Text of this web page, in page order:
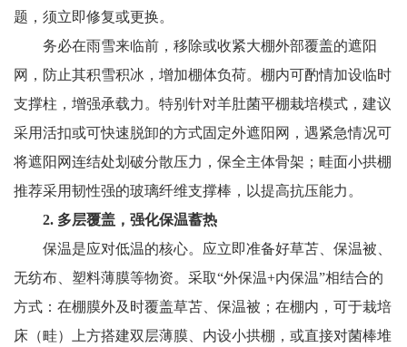
题，须立即修复或更换。
务必在雨雪来临前，移除或收紧大棚外部覆盖的遮阳
网，防止其积雪积冰，增加棚体负荷。棚内可酌情加设临时
支撑柱，增强承载力。特别针对羊肚菌平棚栽培模式，建议
采用活扣或可快速脱卸的方式固定外遮阳网，遇紧急情况可
将遮阳网连结处划破分散压力，保全主体骨架；畦面小拱棚
推荐采用韧性强的玻璃纤维支撑棒，以提高抗压能力。
2. 多层覆盖，强化保温蓄热
保温是应对低温的核心。应立即准备好草苫、保温被、
无纺布、塑料薄膜等物资。采取“外保温+内保温”相结合的
方式：在棚膜外及时覆盖草苫、保温被；在棚内，可于栽培
床（畦）上方搭建双层薄膜、内设小拱棚，或直接对菌棒堆